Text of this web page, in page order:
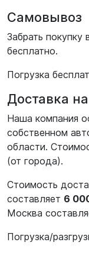
Самовывоз
Забрать
бесплатно.
Погрузка
Доставка
Наша компания
собственном
области.
(от города).
Стоимость
составляет 6
Москва
Погрузка/